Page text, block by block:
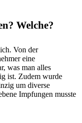
Welche?
Von der
eine
was man alles
ist. Zudem wurde
um diverse
Impfungen musste